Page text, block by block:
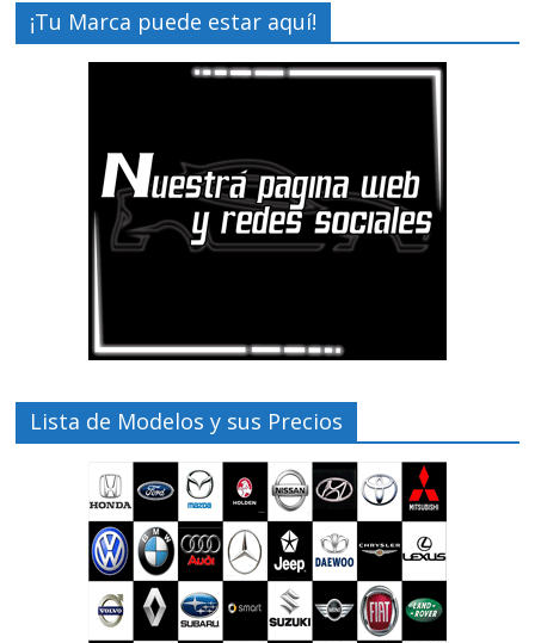
¡Tu Marca puede estar aquí!
Lista de Modelos y sus Precios